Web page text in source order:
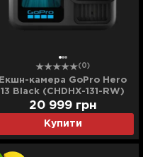
(0)
Екшн-камера GoPro Hero
13 Black (CHDHX-131-RW)
(Ultra)
Купити
20 999 грн